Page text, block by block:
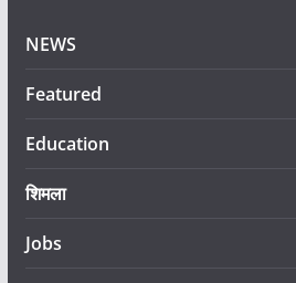
NEWS
Featured
Education
शिमला
Jobs